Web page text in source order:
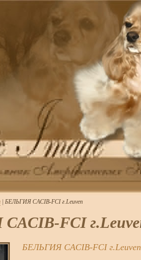
| БЕЛЬГИЯ CACIB-FCI г.Leuven
FCI
БЕЛЬГИЯ CACIB-FCI г.Leuven